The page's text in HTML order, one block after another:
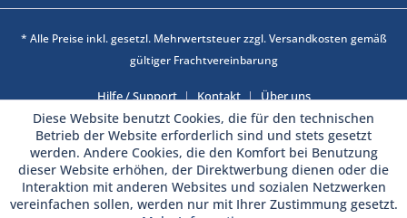
* Alle Preise inkl. gesetzl. Mehrwertsteuer zzgl. Versandkosten gemäß
gültiger Frachtvereinbarung
Hilfe / Support Kontakt Über uns
Diese Website benutzt Cookies, die für den technischen
Betrieb der Website erforderlich sind und stets gesetzt
werden. Andere Cookies, die den Komfort bei Benutzung
dieser Website erhöhen, der Direktwerbung dienen oder die
Interaktion mit anderen Websites und sozialen Netzwerken
vereinfachen sollen, werden nur mit Ihrer Zustimmung gesetzt.